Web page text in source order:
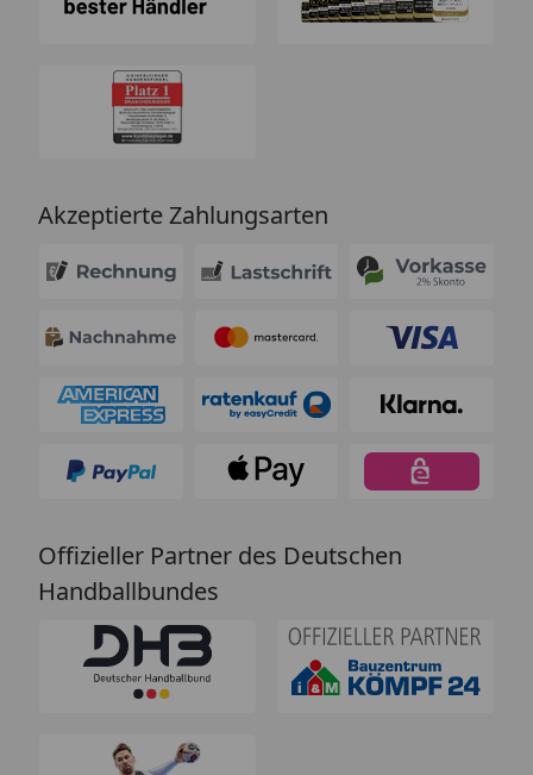
Akzeptierte Zahlungsarten
Offizieller Partner des Deutschen
Handballbundes